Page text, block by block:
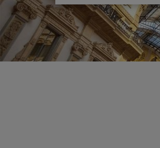
opción